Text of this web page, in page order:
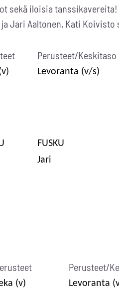
sekä iloisia tanssikavereita!
Jari Aaltonen, Kati Koivisto
Perusteet/Keskitaso
Levoranta (v/s)
FUSKU
Jari
(v)
Perusteet/
Levoranta